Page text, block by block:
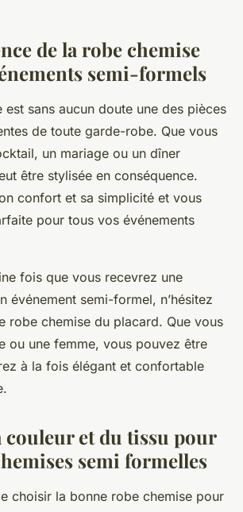
de la robe chemise
semi-formels
est sans aucun doute une des pièces
de toute garde-robe. Que vous
un mariage ou un dîner
être stylisée en conséquence.
confort et sa simplicité et vous
pour tous vos événements
fois que vous recevrez une
événement semi-formel, n’hésitez
robe chemise du placard. Que vous
ou une femme, vous pouvez être
à la fois élégant et confortable
couleur et du tissu pour
semi formelles
choisir la bonne robe chemise pour